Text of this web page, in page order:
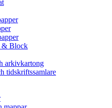
& Block
arkivkartong
tidskriftssamlare